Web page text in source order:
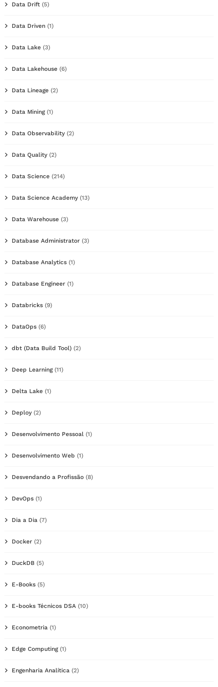
Data Drift (5)
Data Driven (1)
Data Lake (3)
Data Lakehouse (6)
Data Lineage (2)
Data Mining(1)
Data Observability (2)
Data Quality (2)
Data Science (214)
Data Science Academy (13)
Data Warehouse (3)
Database Administrator (3)
Database Analytics (1)
Database Engineer (1)
Databricks (9)
DataOps (6)
dbt (Data Build Tool) (2)
Deep Learning(11)
Delta Lake (1)
Deploy (2)
Desenvolvimento Pessoal (1)
Desenvolvimento Web (1)
Desvendando a Profissão (8)
DevOps (1)
Dia a Dia (7)
Docker (2)
DuckDB (5)
E-Books (5)
E-books Técnicos DSA (10)
Econometria (1)
Edge Computing(1)
Engenharia Analítica (2)